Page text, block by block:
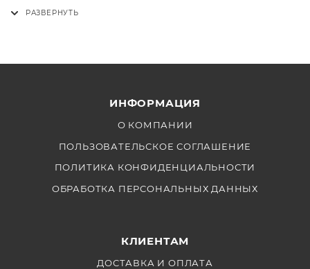
ИНФОРМАЦИЯ
О КОМПАНИИ
ПОЛЬЗОВАТЕЛЬСКОЕ СОГЛАШЕНИЕ
ПОЛИТИКА КОНФИДЕНЦИАЛЬНОСТИ
ОБРАБОТКА ПЕРСОНАЛЬНЫХ ДАННЫХ
КЛИЕНТАМ
ДОСТАВКА И ОПЛАТА